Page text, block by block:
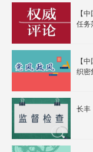
【
任务
【
织密
长丰